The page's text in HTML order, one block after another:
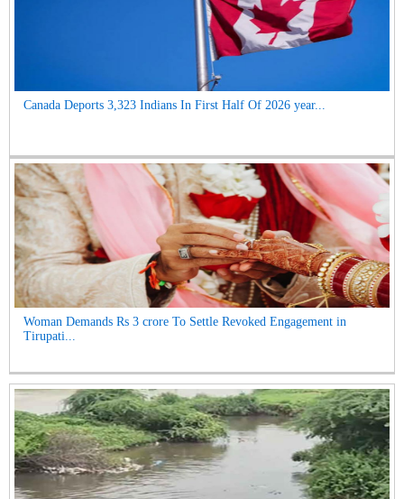
Canada Deports 3,323 Indians In First Half Of 2026 year...
Woman Demands Rs 3 crore To Settle Revoked Engagement in
Tirupati...